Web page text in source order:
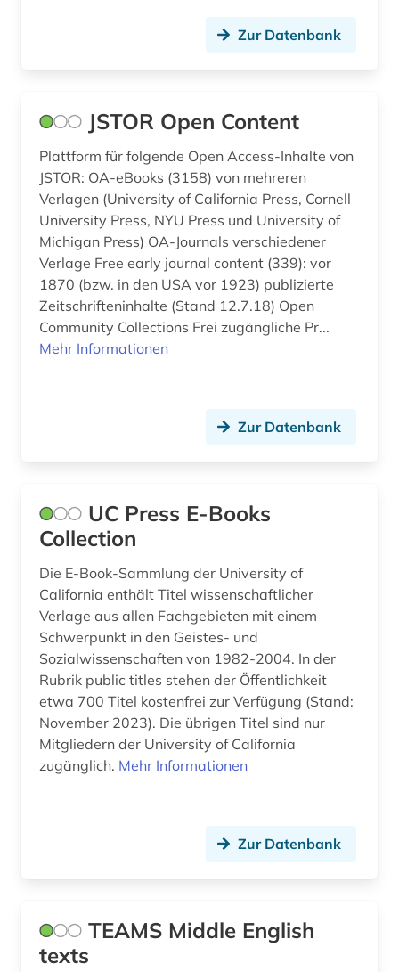
internationales öffentliches recht (1)
iran (1)
iranistik (1)
irisch (1)
islam (4)
islamische staaten (1)
japan (2)
japanisch (1)
japanologie (1)
judaica (1)
judaistik (2)
judentum (1)
judenverfolgung (1)
karriere (2)
Zur Datenbank
JSTOR Open Content
Plattform für folgende Open Access-Inhalte von
JSTOR: OA-eBooks (3158) von mehreren
Verlagen (University of California Press, Cornell
University Press, NYU Press und University of
Michigan Press) OA-Journals verschiedener
Verlage Free early journal content (339): vor
1870 (bzw. in den USA vor 1923) publizierte
Zeitschrifteninhalte (Stand 12.7.18) Open
Community Collections Frei zugängliche Pr...
Mehr Informationen
Zur Datenbank
UC Press E-Books
Collection
Die E-Book-Sammlung der University of
California enthält Titel wissenschaftlicher
Verlage aus allen Fachgebieten mit einem
Schwerpunkt in den Geistes- und
Sozialwissenschaften von 1982-2004. In der
Rubrik public titles stehen der Öffentlichkeit
etwa 700 Titel kostenfrei zur Verfügung (Stand:
November 2023). Die übrigen Titel sind nur
Mitgliedern der University of California
zugänglich. Mehr Informationen
Zur Datenbank
TEAMS Middle English
texts